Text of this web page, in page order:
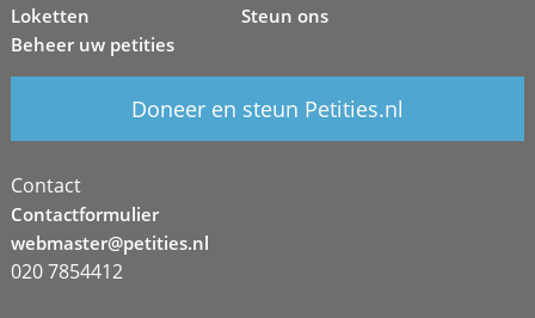
Loketten
Beheer uw petities
Steun ons
Doneer en steun Petities.nl
Contact
Contactformulier
webmaster@petities.nl
020 7854412